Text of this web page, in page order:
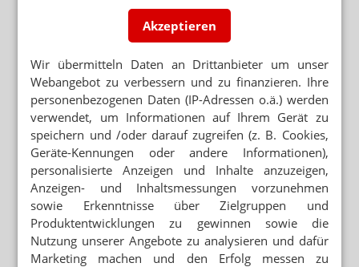
Akzeptieren
Wir übermitteln Daten an Drittanbieter um unser
Webangebot zu verbessern und zu finanzieren. Ihre
personenbezogenen Daten (IP-Adressen o.ä.) werden
verwendet, um Informationen auf Ihrem Gerät zu
speichern und /oder darauf zugreifen (z. B. Cookies,
Geräte-Kennungen oder andere Informationen),
personalisierte Anzeigen und Inhalte anzuzeigen,
Anzeigen- und Inhaltsmessungen vorzunehmen
sowie Erkenntnisse über Zielgruppen und
Produktentwicklungen zu gewinnen sowie die
Nutzung unserer Angebote zu analysieren und dafür
Marketing machen und den Erfolg messen zu
Neuere Artikel zum Thema
Phagro fordert Versender-Kontrollen
APOTHEKENREFORM
Phagro feiert Länder-Anträge
APOTHEKENREFORM IM BUNDESRAT
Antrag: Länderliste prüfen!
VERZUG BEI EU-RICHTLINIE
Deutschland verschläft Frist für Apotheker-
Ausbildung